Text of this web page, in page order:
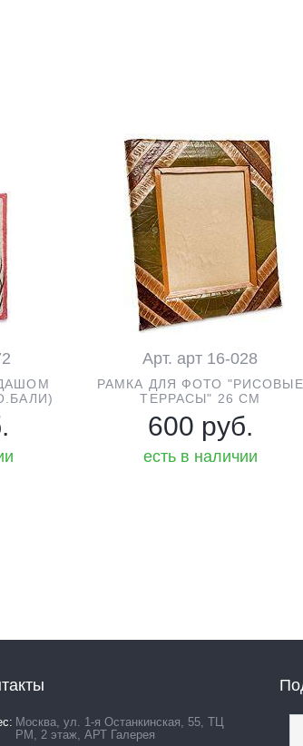
Арт. арт 16-028
РАМКА ДЛЯ ФОТО "РИСОВЫЕ
ТЕРРАСЫ" 26 СМ
600 руб.
есть в наличии
Москва, ул. 1-я Останкинская, 55, ТЦ
РМ, 2 этаж, АРТ Галерея